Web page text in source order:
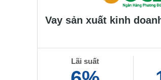
Vay sản xuất kinh
Lãi suất